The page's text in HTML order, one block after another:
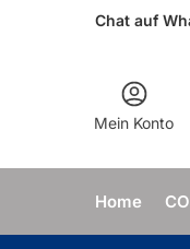
Chat auf
Mein Konto
Home